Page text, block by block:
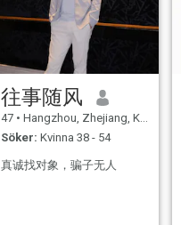
往事随风
47 • Hangzhou, Zhejiang, Kina
Söker: Kvinna 38 - 54
真诚找对象，骗子无人